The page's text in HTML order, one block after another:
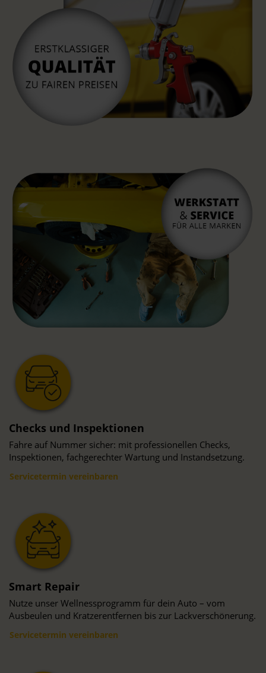
Checks und Inspektionen
Fahre auf Nummer sicher: mit professionellen Checks,
Inspektionen, fachgerechter Wartung und Instandsetzung.
Servicetermin vereinbaren
Smart Repair
Nutze unser Wellnessprogramm für dein Auto – vom
Ausbeulen und Kratzerentfernen bis zur Lackverschönerung.
Servicetermin vereinbaren